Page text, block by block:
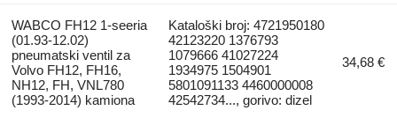
WABCO FH12 1-seeria
(01.93-12.02)
pneumatski ventil za
Volvo FH12, FH16,
NH12, FH, VNL780
(1993-2014) kamiona
Kataloški broj: 4721950180
42123220 1376793
1079666 41027224
1934975 1504901
5801091133 4460000008
42542734..., gorivo: dizel
34,68 €